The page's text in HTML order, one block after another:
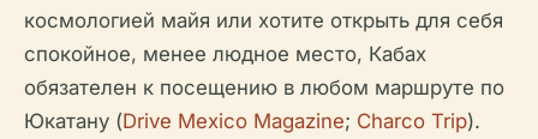
космологией майя или хотите открыть для себя
спокойное, менее людное место, Кабах
обязателен к посещению в любом маршруте по
Юкатану (Drive Mexico Magazine; Charco Trip).